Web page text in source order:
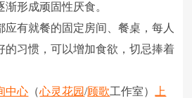
形成顽固性厌食。
有就餐的固定房间、餐桌，每人
的习惯，可以增加食欲，切忌捧着
中心 （心灵花园/顾歌工作室）
上